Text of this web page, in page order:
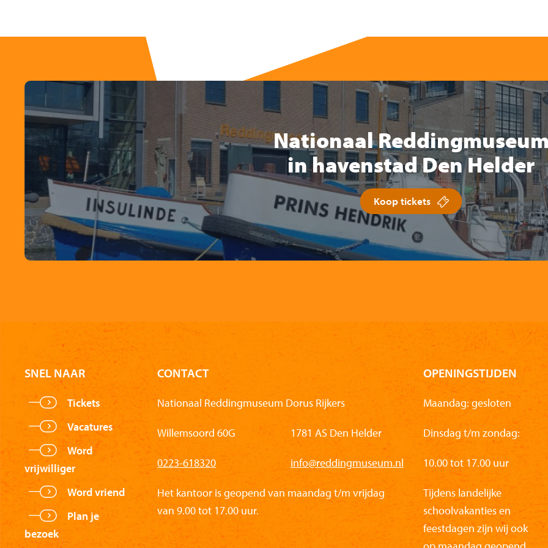
Nationaal
in havenstad Den Helder
Koop tickets
SNEL NAAR
Tickets
Vacatures
Word
vrijwilliger
Word vriend
Plan je
bezoek
CONTACT
Nationaal Reddingmuseum Dorus Rijkers
Willemsoord 60G
0223-618320
1781 AS Den Helder
info@reddingmuseum.nl
Het kantoor is geopend van maandag t/m vrijdag
van 9.00 tot 17.00 uur.
OPENINGSTIJDEN
Maandag: gesloten
Dinsdag t/m zondag:
10.00 tot 17.00 uur
Tijdens landelijke
schoolvakanties en
feestdagen zijn wij ook